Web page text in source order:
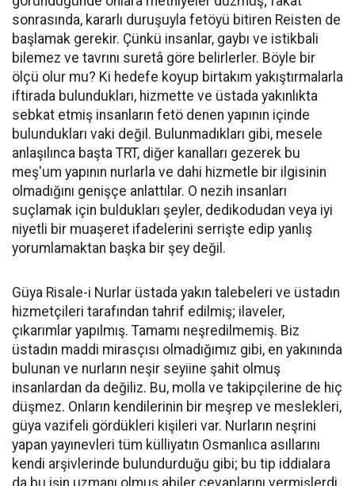
sonrasında, kararlı duruşuyla fetöyü bitiren Reisten de
başlamak gerekir. Çünkü insanlar, gaybı ve istikbali
bilemez ve tavrını suretâ göre belirlerler. Böyle bir
ölçü olur mu? Ki hedefe koyup birtakım yakıştırmalarla
iftirada bulundukları, hizmette ve üstada yakınlıkta
sebkat etmiş insanların fetö denen yapının içinde
bulundukları vaki değil. Bulunmadıkları gibi, mesele
anlaşılınca başta TRT, diğer kanalları gezerek bu
meş'um yapının nurlarla ve dahi hizmetle bir ilgisinin
olmadığını genişçe anlattılar. O nezih insanları
suçlamak için buldukları şeyler, dedikodudan veya iyi
niyetli bir muaşeret ifadelerini serrişte edip yanlış
yorumlamaktan başka bir şey değil.
Güya Risale-i Nurlar üstada yakın talebeleri ve üstadın
hizmetçileri tarafından tahrif edilmiş; ilaveler,
çıkarımlar yapılmış. Tamamı neşredilmemiş. Biz
üstadın maddi mirasçısı olmadığımız gibi, en yakınında
bulunan ve nurların neşir seyiine şahit olmuş
insanlardan da değiliz. Bu, molla ve takipçilerine de hiç
düşmez. Onların kendilerinin bir meşrep ve meslekleri,
güya vazifeli gördükleri kişileri var. Nurların neşrini
yapan yayınevleri tüm külliyatın Osmanlıca asıllarını
kendi arşivlerinde bulundurduğu gibi; bu tip iddialara
da bu işin uzmanı olmuş abiler cevaplarını vermişlerdi.